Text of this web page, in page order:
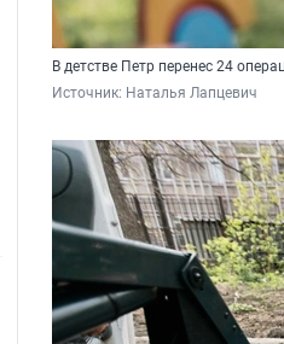
В детстве Петр перенес 24
Источник: Наталья Лапцевич